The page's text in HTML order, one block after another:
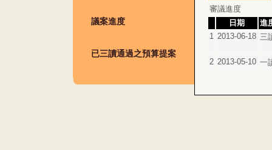
議案進度
已三讀通過之預算提案
審議進度
日期
進
1 2013-06-18 三
2 2013-05-10 一